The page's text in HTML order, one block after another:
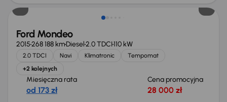
Ford Mondeo
2015268 188 kmDiesel2.0 TDCI110 kW
2.0 TDCI Navi Klimatronic
Tempomat
+2 kolejnych
Miesięczna rata
od 173 zł
Cena promocyjna
28 000 zł